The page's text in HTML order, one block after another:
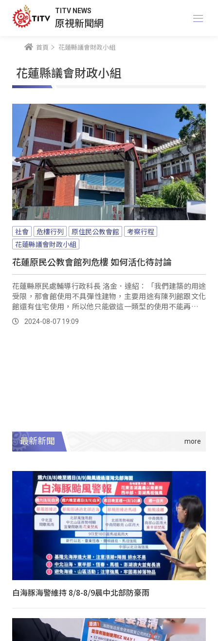
TITV NEWS
原視新聞網
首頁 花蓮縣議會財政小組
花蓮縣議會財政小組
社會 危樓行列 原住民公教會館
考察行程
花蓮縣議會財政小組
花蓮原民公教會館列危樓 如何活化待討論
花蓮縣原民處輔導行政科長 洛金．達紹：「我們建築的用途
受限，那會館使用不具彈性建物，主要用途有陳列館跟文化
館還有住宅使用，所以他只能做這一類型的使用不能再做其
他類型；假設去做我們要做賣場，這個也都沒有辦法去受管
制，另外一個是隔壁有一個占用戶沒有經過排除，一直以來
2024-08-07 19:09
最新新聞
白海豚海警維持 8/8-8/9晨中北部防豪雨